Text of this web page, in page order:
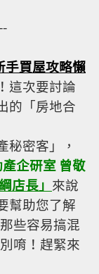
手買屋攻略懶
這次要討論
的「房地合
秘密客」，
產企研室 曾敬
店長」 來說
幫助您了解
些容易搞混
唷！趕緊來